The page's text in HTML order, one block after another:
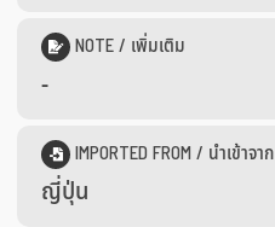
NOTE / เพิ่มเติม
-
IMPORTED FROM / นำเข้าจาก
ญี่ปุ่น